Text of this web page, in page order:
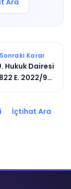
Ara
Sonraki Karar
Hukuk Dairesi
E. 2022/951
İçtihat Ara